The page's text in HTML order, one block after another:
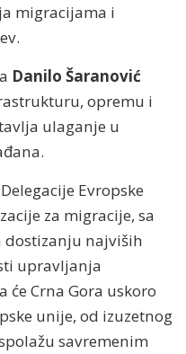
migracijama i
Danilo Šaranović
opremu i
ulaganje u
Evropske
za migracije, sa
najviših
upravljanja
Crna Gora uskoro
unije, od izuzetnog
savremenim